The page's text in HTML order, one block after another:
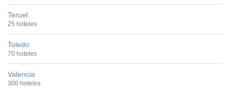
Teruel
25 hoteles
Toledo
70 hoteles
Valencia
300 hoteles